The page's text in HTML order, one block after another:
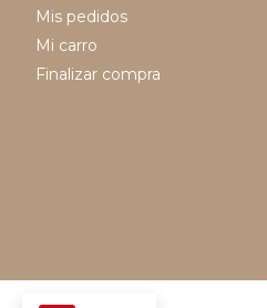
Mis pedidos
Mi carro
Finalizar compra